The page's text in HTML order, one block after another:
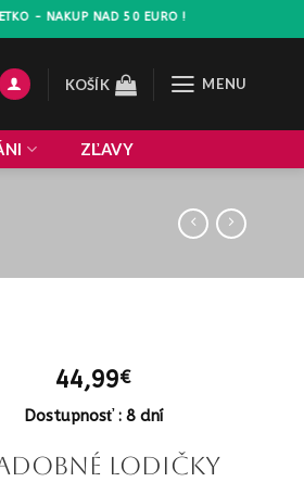
NAD 50 EURO !
KOŠÍK MENU
ZĽAVY
44,99€
Dostupnosť : 8 dní
lodičky